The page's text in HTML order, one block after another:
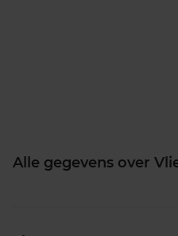
Alle gegevens over